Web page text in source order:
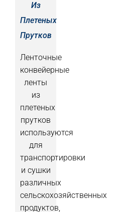
Из
Плетеных
Прутков
Ленточные
конвейерные
ленты
из
плетеных
прутков
используются
для
транспортировки
и сушки
различных
сельскохозяйственных
продуктов,